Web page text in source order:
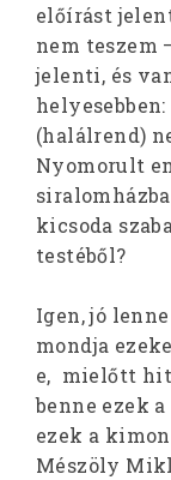
előírást
nem teszem
jelenti, és
(halálrend)
Nyomorult
kicsoda
testéből?
Igen, jó
mondja
e, mielőtt
benne ezek
ezek a
Mészöly